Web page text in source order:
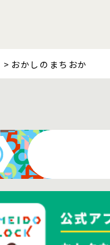
おかしのまちおか